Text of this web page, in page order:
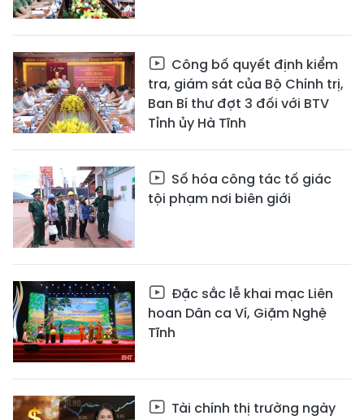
Công bố quyết định kiểm
tra, giám sát của Bộ Chính trị,
Ban Bí thư đợt 3 đối với BTV
Tỉnh ủy Hà Tĩnh
Số hóa công tác tố giác
tội phạm nơi biên giới
Đặc sắc lễ khai mạc Liên
hoan Dân ca Ví, Giặm Nghệ
Tĩnh
Tài chính thị trường ngày